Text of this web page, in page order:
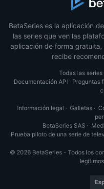
BetaSeries es la aplicación
las series que ven las
aplicación de forma
recibe
Todas las series
Documentación API · Preguntas
Información legal · Galletas·
BetaSeries SAS ·
Prueba piloto de una serie de
© 2026 BetaSeries - Todos los